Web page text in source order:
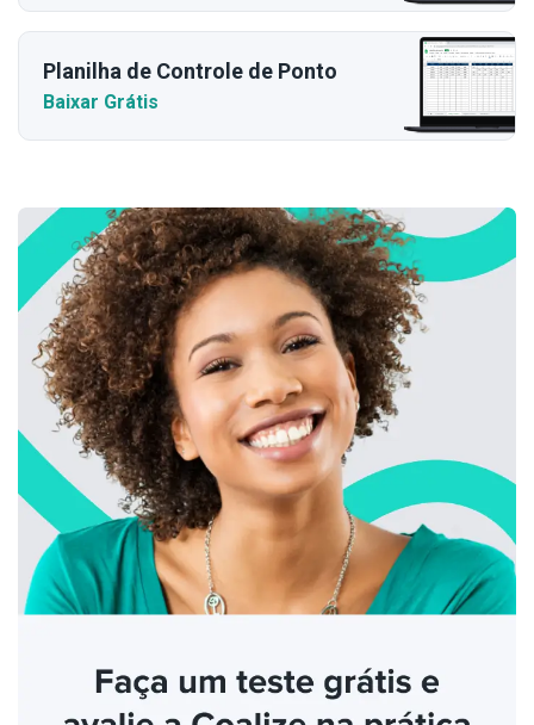
Planilha de Controle de Ponto
Baixar Grátis